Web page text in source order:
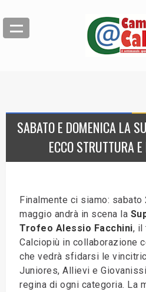
SABATO E DOMENICA LA
ECCO STRUTTURA
Finalmente ci siamo: sabato
maggio andrà in scena la
Trofeo Alessio Facchini, il
Calciopiù in collaborazione
che vedrà sfidarsi le
Juniores, Allievi e
regina di ogni categoria. La